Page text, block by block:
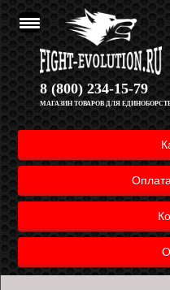
8 (800) 234-15-79
МАГАЗИН ТОВАРОВ ДЛЯ
Перейти
к
навигации
Перейти
к
содержимому
Корзина
Полезная
Оплата и доставка